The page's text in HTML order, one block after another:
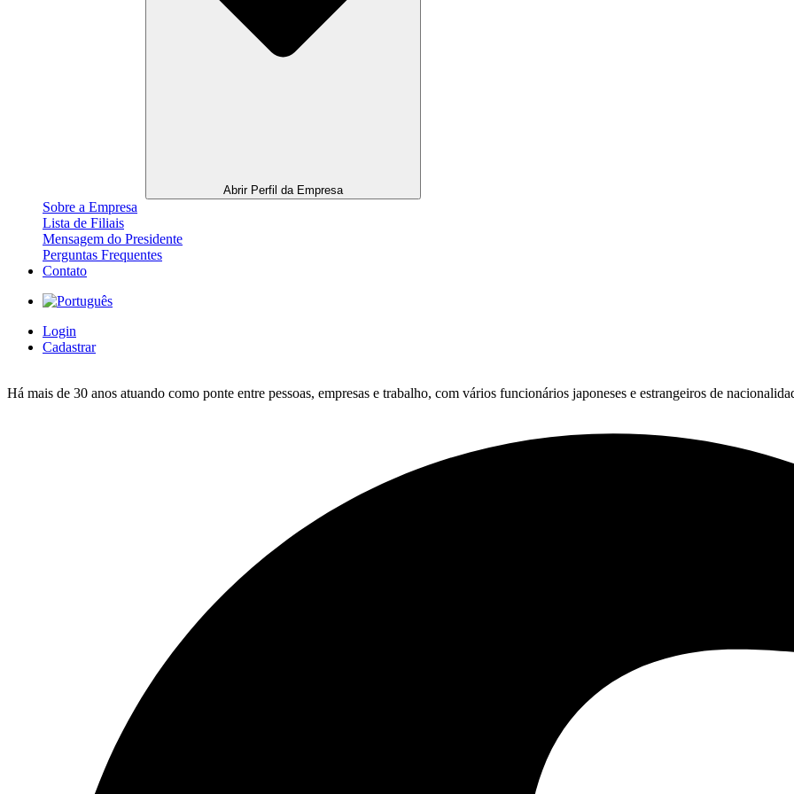
Abrir Perfil da Empresa
Sobre a Empresa
Lista de Filiais
Mensagem do Presidente
Perguntas Frequentes
Contato
Login
Cadastrar
Há mais de 30 anos atuando como ponte entre pessoas, empresas e trabalho, com vários funcionários japoneses e estrangeiros de